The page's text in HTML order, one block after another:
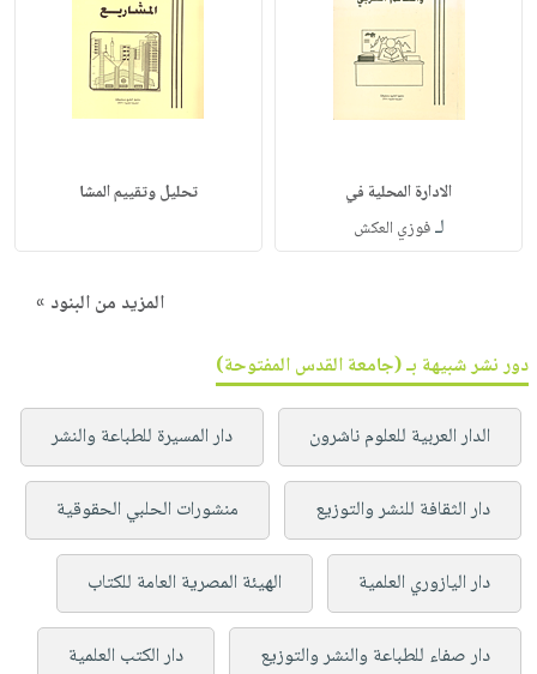
الادارة المحلية في
لـفوزي العكش
تحليل وتقييم المشا
المزيد من البنود »
دور نشر شبيهة بـ (جامعة القدس المفتوحة)
الدار العربية للعلوم ناشرون دار المسيرة للطباعة والنشر
دار الثقافة للنشر والتوزيع منشورات الحلبي الحقوقية
دار اليازوري العلمية الهيئة المصرية العامة للكتاب
دار صفاء للطباعة والنشر والتوزيع دار الكتب العلمية